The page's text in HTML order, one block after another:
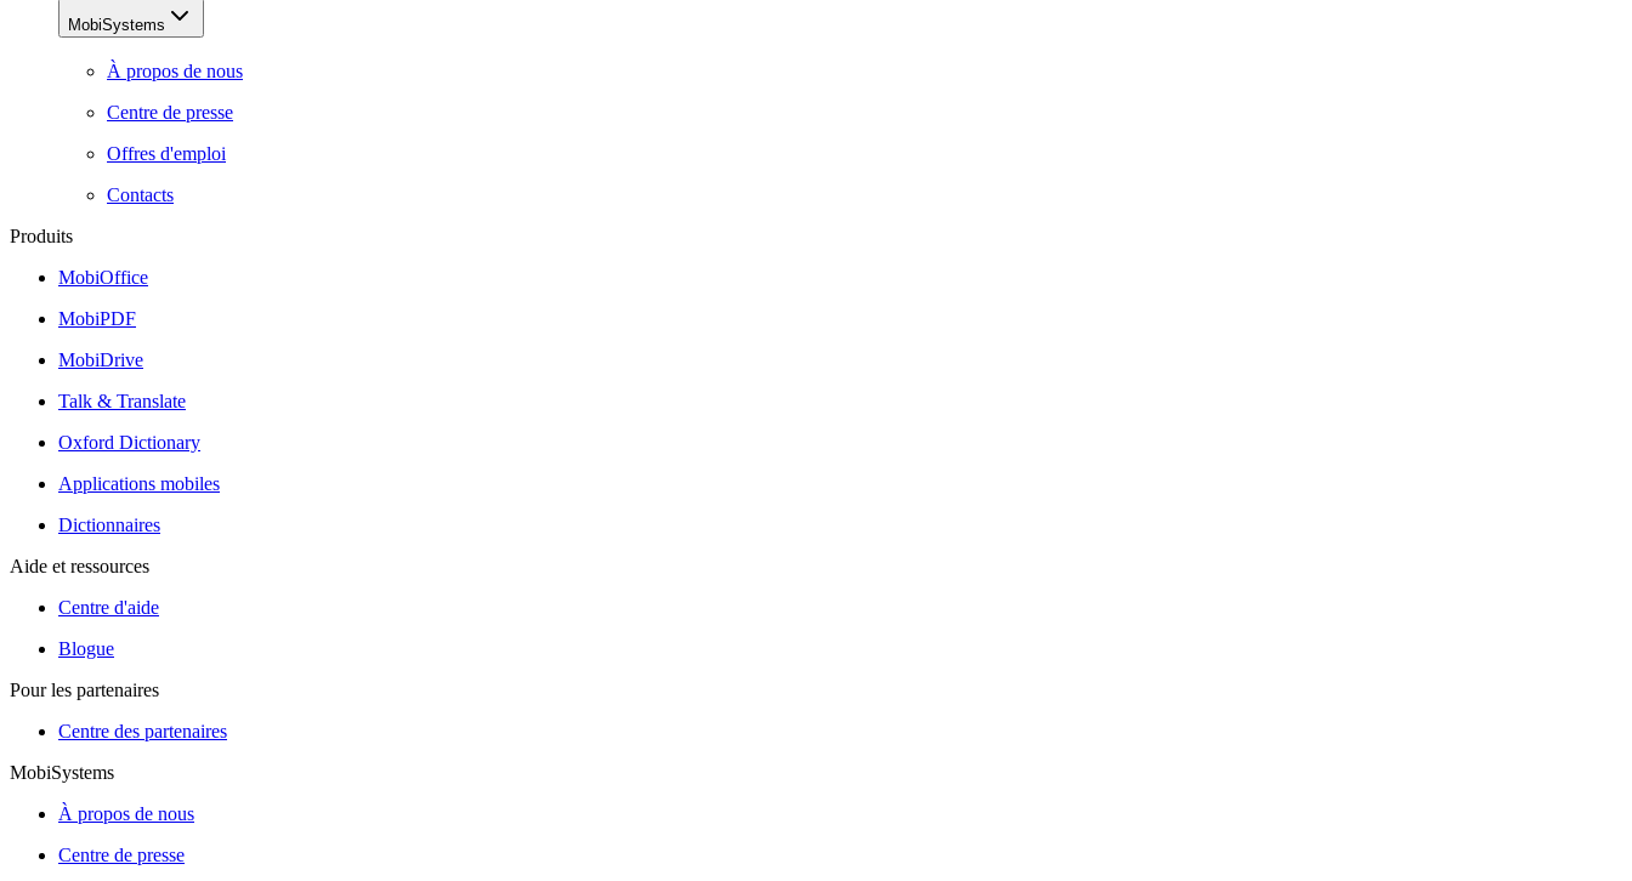
MobiSystems
À propos de nous
Centre de presse
Offres d'emploi
Contacts
Produits
MobiOffice
MobiPDF
MobiDrive
Talk & Translate
Oxford Dictionary
Applications mobiles
Dictionnaires
Aide et ressources
Centre d'aide
Blogue
Pour les partenaires
Centre des partenaires
MobiSystems
À propos de nous
Centre de presse